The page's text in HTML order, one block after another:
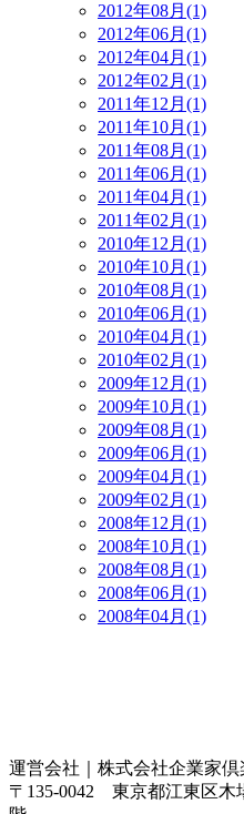
2012年08月(1)
2012年06月(1)
2012年04月(1)
2012年02月(1)
2011年12月(1)
2011年10月(1)
2011年08月(1)
2011年06月(1)
2011年04月(1)
2011年02月(1)
2010年12月(1)
2010年10月(1)
2010年08月(1)
2010年06月(1)
2010年04月(1)
2010年02月(1)
2009年12月(1)
2009年10月(1)
2009年08月(1)
2009年06月(1)
2009年04月(1)
2009年02月(1)
2008年12月(1)
2008年10月(1)
2008年08月(1)
2008年06月(1)
2008年04月(1)
運営会社｜ 株式会社企業家倶
〒135-0042 東京都江東区木